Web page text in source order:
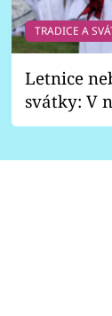
TRADICE A
Letnice
svátky: V
pondělí